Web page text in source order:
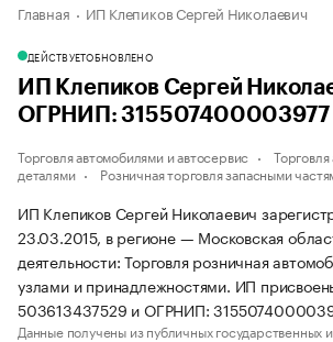
Главная ИП Клепиков Сергей Николаевич
ДЕЙСТВУЕТОБНОВЛЕНО
ИП Клепиков Сергей
ОГРНИП: 315507400003977
Торговля автомобилями и автосервис
деталями
Розничная торговля запасными
ИП Клепиков Сергей Николаевич
23.03.2015, в регионе — Московская
деятельности: Торговля розничная
узлами и принадлежностями. ИП
503613437529 и ОГРНИП:
Данные получены из публичных государственных